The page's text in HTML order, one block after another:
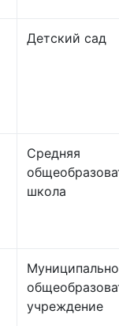
Детский сад
Средняя
школа
учреждение